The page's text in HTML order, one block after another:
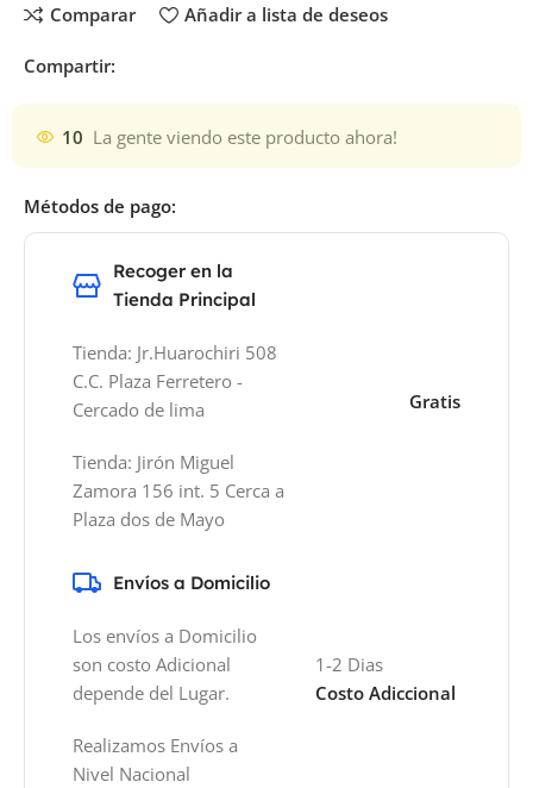
Comparar Añadir a lista de deseos
Compartir:
10 La gente viendo este producto ahora!
Métodos de pago:
Recoger en la
Tienda Principal
Tienda: Jr.Huarochiri 508
C.C. Plaza Ferretero -
Cercado de lima
Tienda: Jirón Miguel
Zamora 156 int. 5 Cerca a
Plaza dos de Mayo
Gratis
Envíos a Domicilio
Los envíos a Domicilio
son costo Adicional
depende del Lugar.
Realizamos Envíos a
Nivel Nacional
1-2 Dias
Costo Adiccional